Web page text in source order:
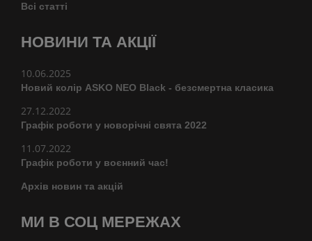
Всі статті
НОВИНИ ТА АКЦІЇ
10.06.2025
Новий колір ASKO NEO Black - безсмертна класика
27.12.2022
Графік роботи у новорічні свята 2022
11.07.2022
Графік роботи у воєнний час!
Архів новин та акцій
МИ В СОЦ МЕРЕЖАХ